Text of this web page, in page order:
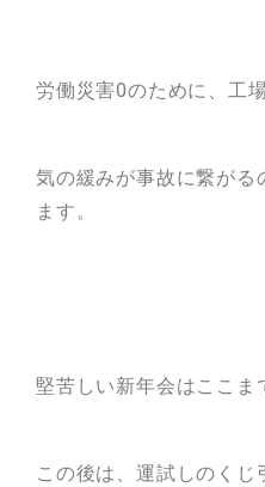
労働災害0のために、工
気の緩みが事故に繋が
ます。
堅苦しい新年会はここま
この後は、運試しのくじ